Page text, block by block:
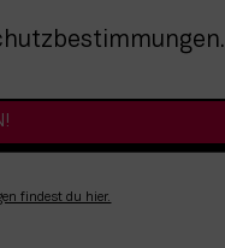
findest du hier.